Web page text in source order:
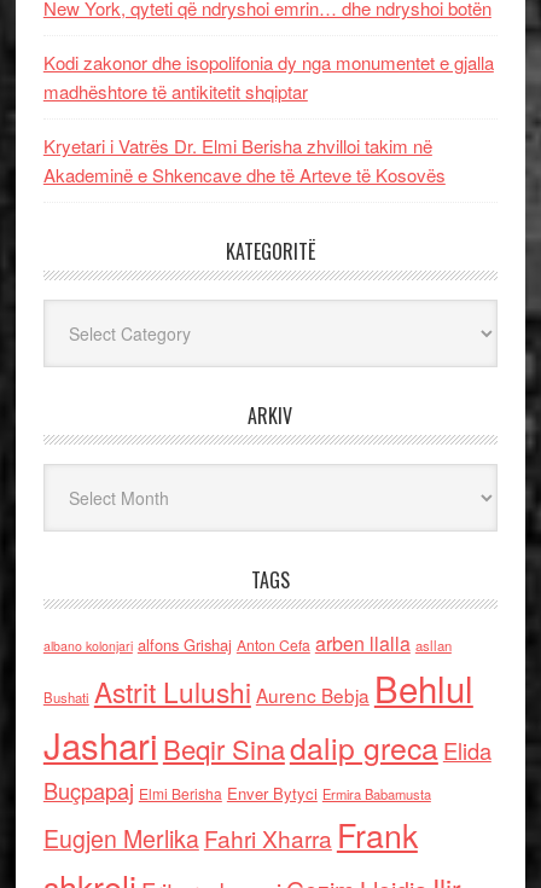
New York, qyteti që ndryshoi emrin… dhe ndryshoi botën
Kodi zakonor dhe isopolifonia dy nga monumentet e gjalla
madhështore të antikitetit shqiptar
Kryetari i Vatrës Dr. Elmi Berisha zhvilloi takim në
Akademinë e Shkencave dhe të Arteve të Kosovës
KATEGORITË
ARKIV
TAGS
albano kolonjari alfons Grishaj Anton Cefa arben llalla asllan
Bushati Astrit Lulushi Aurenc Bebja Behlul
Jashari Beqir Sinadalip grecaElida
Buçpapaj Elmi Berisha Enver Bytyci Ermira Babamusta
Eugjen MerlikaFahri Xharra Frank